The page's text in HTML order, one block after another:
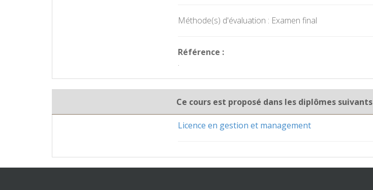
Méthode(s) d'évaluation : Examen final
Référence :
.
Ce cours est proposé dans les diplômes suivants
Licence en gestion et management